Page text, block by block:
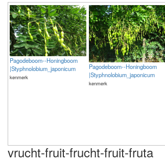
Pagodeboom--Honingboom
|Styphnolobium_japonicum
kenmerk
Pagodeboom--Honingboom
|Styphnolobium_japonicum
kenmerk
vrucht-fruit-frucht-fruit-fruta